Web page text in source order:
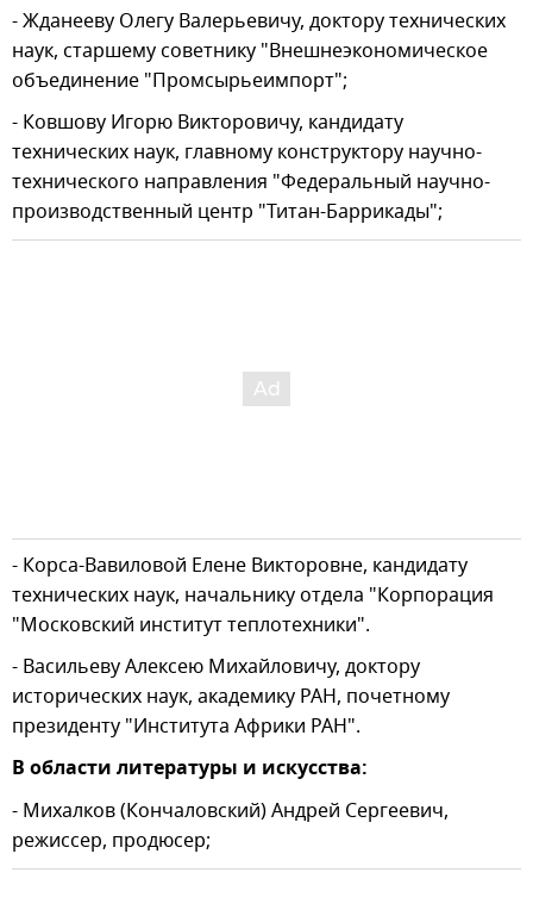
- Жданееву Олегу Валерьевичу, доктору технических
наук, старшему советнику "Внешнеэкономическое
объединение "Промсырьеимпорт";
- Ковшову Игорю Викторовичу, кандидату
технических наук, главному конструктору научно-
технического направления "Федеральный научно-
производственный центр "Титан-Баррикады";
- Корса-Вавиловой Елене Викторовне, кандидату
технических наук, начальнику отдела "Корпорация
"Московский институт теплотехники".
- Васильеву Алексею Михайловичу, доктору
исторических наук, академику РАН, почетному
президенту "Института Африки РАН".
В области литературы и искусства:
- Михалков (Кончаловский) Андрей Сергеевич,
режиссер, продюсер;